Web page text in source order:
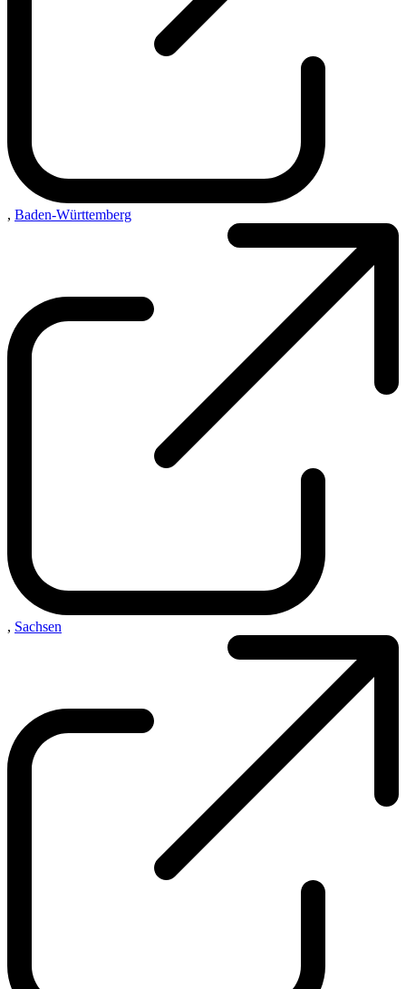
, Baden-Württemberg
, Sachsen